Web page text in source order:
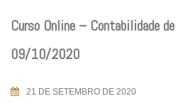
Curso Online – Contabilidade
09/10/2020
21 DE SETEMBRO DE 2020